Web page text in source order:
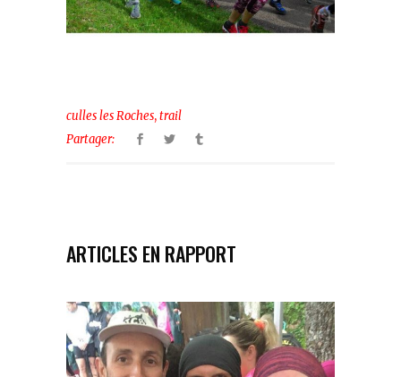
culles les Roches,trail
Partager:
ARTICLES EN RAPPORT